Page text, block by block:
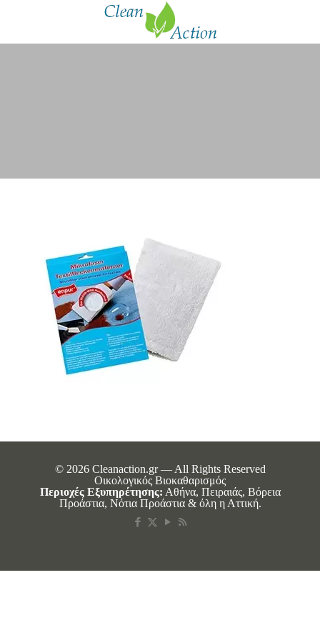
© 2026 Cleanaction.gr — All Rights Reserved
Οικολογικός Βιοκαθαρισμός
Περιοχές Εξυπηρέτησης: Αθήνα, Πειραιάς, Βόρεια
Προάστια, Νότια Προάστια & όλη η Αττική.